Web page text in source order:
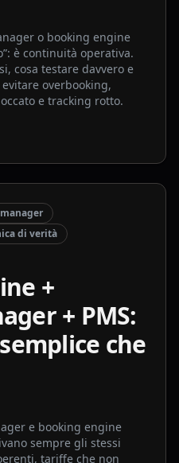
o booking engine
è continuità operativa.
cosa testare davvero e
overbooking,
e tracking rotto.
di verità
+
+ PMS:
che
e booking engine
sempre gli stessi
tariffe che non